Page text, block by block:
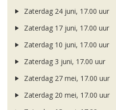
Zaterdag 24 juni, 17.00 uur
Zaterdag 17 juni, 17.00 uur
Zaterdag 10 juni, 17.00 uur
Zaterdag 3 juni, 17.00 uur
Zaterdag 27 mei, 17.00 uur
Zaterdag 20 mei, 17.00 uur